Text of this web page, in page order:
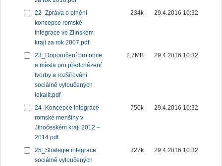
22_Zpráva o plnění
koncepce romské
integrace ve Zlínském
kraji za rok 2007.pdf
234k 29.4.2016 10:32
23_Doporučení pro obce
a města pro předcházení
tvorby a rozšiřování
sociálně vyloučených
lokalit.pdf
2,7MB 29.4.2016 10:32
24_Koncepce integrace
romské menšiny v
Jihočeském kraji 2012 –
2014.pdf
750k 29.4.2016 10:32
25_Strategie integrace
sociálně vyloučených
327k 29.4.2016 10:32